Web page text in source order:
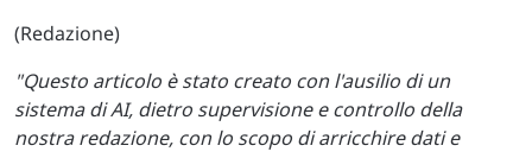
(Redazione)
"Questo articolo è stato creato con l'ausilio di un
sistema di AI, dietro supervisione e controllo della
nostra redazione, con lo scopo di arricchire dati e